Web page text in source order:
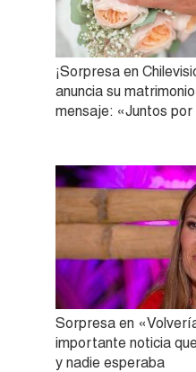
¡Sorpresa en
anuncia su
mensaje: «Juntos por
Sorpresa en
importante noticia
y nadie esperaba